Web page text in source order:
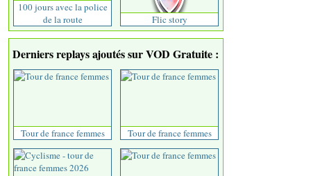
100 jours avec la police
de la route
Flic story
Derniers replays ajoutés sur VOD Gratuite :
Tour de france femmes Tour de france femmes